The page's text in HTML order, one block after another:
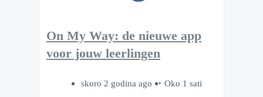
On My Way: de nieuwe app
voor jouw leerlingen
skoro 2 godina ago
Oko 1 sati